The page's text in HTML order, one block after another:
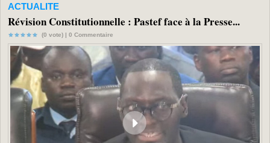
ACTUALITE
Révision Constitutionnelle : Pastef face à la Presse...
(0 vote) | 0 Commentaire